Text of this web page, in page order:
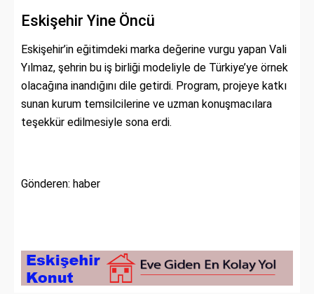
Eskişehir Yine Öncü
Eskişehir’in eğitimdeki marka değerine vurgu yapan Vali
Yılmaz, şehrin bu iş birliği modeliyle de Türkiye’ye örnek
olacağına inandığını dile getirdi. Program, projeye katkı
sunan kurum temsilcilerine ve uzman konuşmacılara
teşekkür edilmesiyle sona erdi.
Gönderen: haber